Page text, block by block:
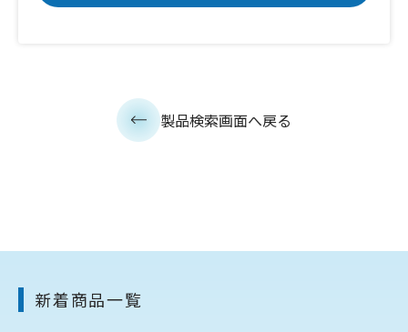
製品検索画面へ戻る
新着商品一覧